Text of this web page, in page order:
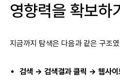
영향력을 확보하
지금까지 탐색은 다음과 같은 구조
검색 → 검색결과 클릭 → 웹사이